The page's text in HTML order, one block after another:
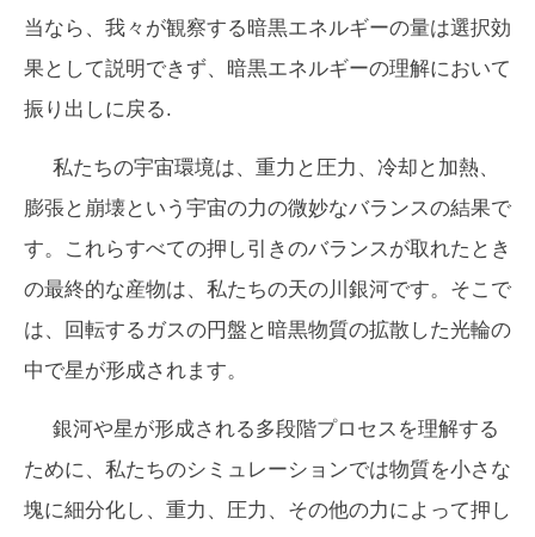
当なら、我々が観察する暗黒エネルギーの量は選択効
果として説明できず、暗黒エネルギーの理解において
振り出しに戻る.
私たちの宇宙環境は、重力と圧力、冷却と加熱、
膨張と崩壊という宇宙の力の微妙なバランスの結果で
す。これらすべての押し引きのバランスが取れたとき
の最終的な産物は、私たちの天の川銀河です。そこで
は、回転するガスの円盤と暗黒物質の拡散した光輪の
中で星が形成されます。
銀河や星が形成される多段階プロセスを理解する
ために、私たちのシミュレーションでは物質を小さな
塊に細分化し、重力、圧力、その他の力によって押し